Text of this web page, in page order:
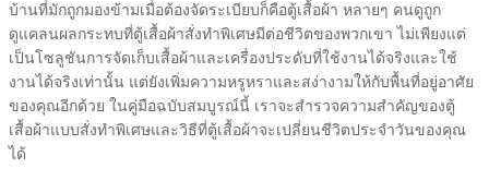
บ้านที่มักถูกมองข้ามเมื่อต้องจัดระเบียบก็คือตู้เสื้อผ้า หลายๆ คนดูถูก
ดูแคลนผลกระทบที่ตู้เสื้อผ้าสั่งทำพิเศษมีต่อชีวิตของพวกเขา ไม่เพียงแต่
เป็นโซลูชันการจัดเก็บเสื้อผ้าและเครื่องประดับที่ใช้งานได้จริงและใช้
งานได้จริงเท่านั้น แต่ยังเพิ่มความหรูหราและสง่างามให้กับพื้นที่อยู่อาศัย
ของคุณอีกด้วย ในคู่มือฉบับสมบูรณ์นี้ เราจะสำรวจความสำคัญของตู้
เสื้อผ้าแบบสั่งทำพิเศษและวิธีที่ตู้เสื้อผ้าจะเปลี่ยนชีวิตประจำวันของคุณ
ได้